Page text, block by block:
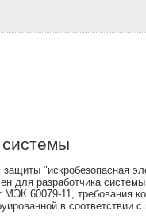
"искробезопасная
для разработчика
60079-11, требования
в соответствии